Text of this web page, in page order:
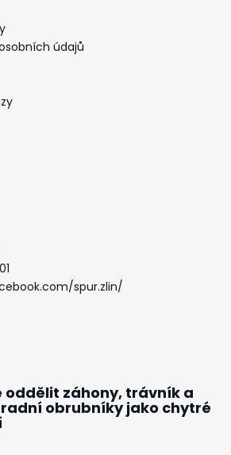
údajů
spur.zlin/
oddělit záhony, trávník a
obrubníky jako chytré